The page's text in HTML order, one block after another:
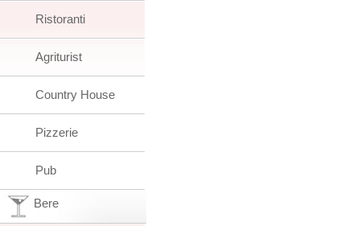
Ristoranti
Agriturist
Country House
Pizzerie
Pub
Bere